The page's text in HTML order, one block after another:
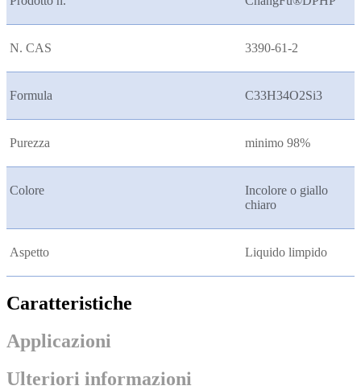
N. CAS 3390-61-2
Formula C33H34O2Si3
Purezza minimo 98%
Colore
Incolore o giallo
chiaro
Aspetto Liquido limpido
Caratteristiche
Applicazioni
Ulteriori informazioni